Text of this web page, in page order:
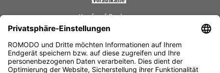
Kauf auf Rechnung
Schnelle Lieferzeiten
Käuferschutz